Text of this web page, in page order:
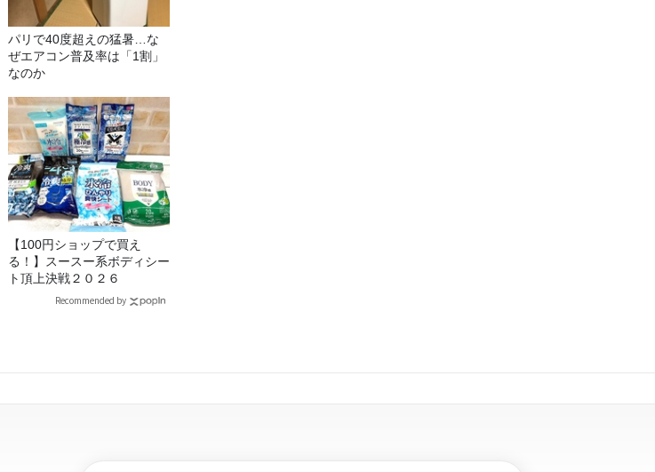
パリで40度超えの猛暑…な
ぜエアコン普及率は「1割」
なのか
【100円ショップで買え
る！】スースー系ボディシー
ト頂上決戦２０２６
Recommended by